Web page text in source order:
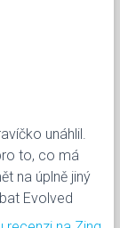
unáhlil.
to, co má
na úplně jiný
Evolved